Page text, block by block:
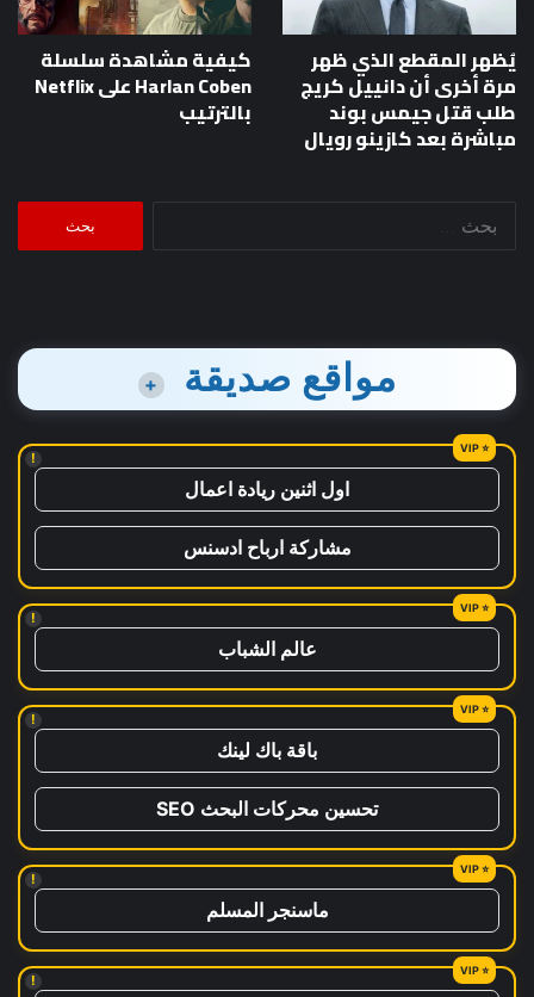
يُظهر المقطع الذي ظهر
مرة أخرى أن دانييل كريج
طلب قتل جيمس بوند
مباشرة بعد كازينو رويال
كيفية مشاهدة سلسلة
Harlan Coben على Netflix
بالترتيب
مواقع صديقة +
!
اول اثنين ريادة اعمال
مشاركة ارباح ادسنس
!
عالم الشباب
!
باقة باك لينك
تحسين محركات البحث SEO
!
ماسنجر المسلم
!